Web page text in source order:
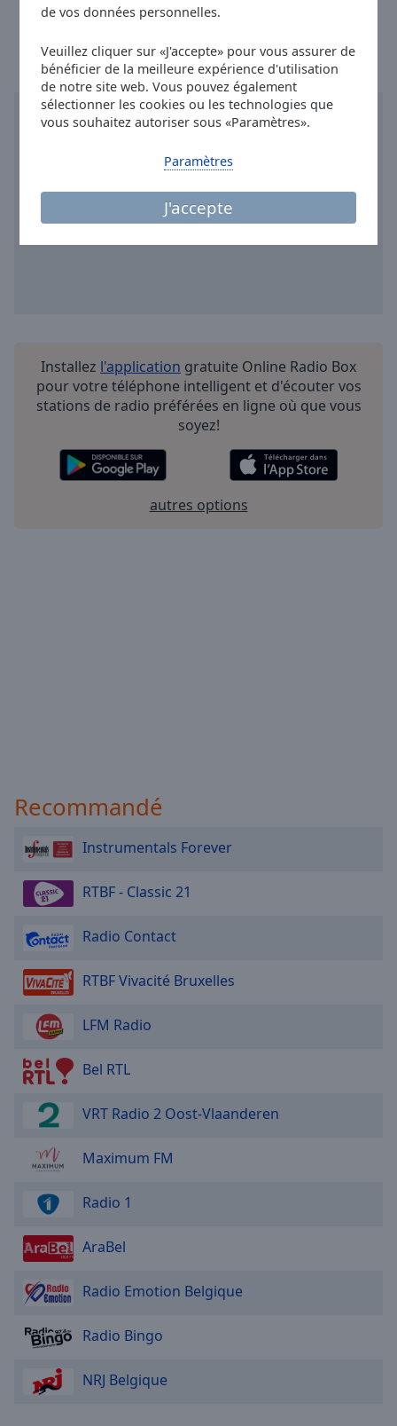
de vos données personnelles.
Veuillez cliquer sur «J'accepte» pour vous assurer de
bénéficier de la meilleure expérience d'utilisation
de notre site web. Vous pouvez également
sélectionner les cookies ou les technologies que
vous souhaitez autoriser sous «Paramètres».
J'accepte
Paramètres
dialog
window.
Heure à Bruxelles: 12:46,08.06.2026
Installez l'application gratuite Online Radio Box
pour votre téléphone intelligent et d'écouter vos
stations de radio préférées en ligne où que vous
soyez!
autres options
Recommandé
Instrumentals Forever
RTBF - Classic 21
Radio Contact
RTBF Vivacité Bruxelles
LFM Radio
Bel RTL
VRT Radio 2 Oost-Vlaanderen
Maximum FM
Radio 1
AraBel
Radio Emotion Belgique
Radio Bingo
NRJ Belgique